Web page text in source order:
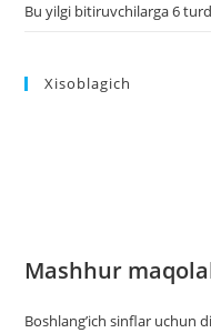
Bu yilgi bitiruvchilarga 6
Xisoblagich
Mashhur
Boshlang’ich sinflar uchun